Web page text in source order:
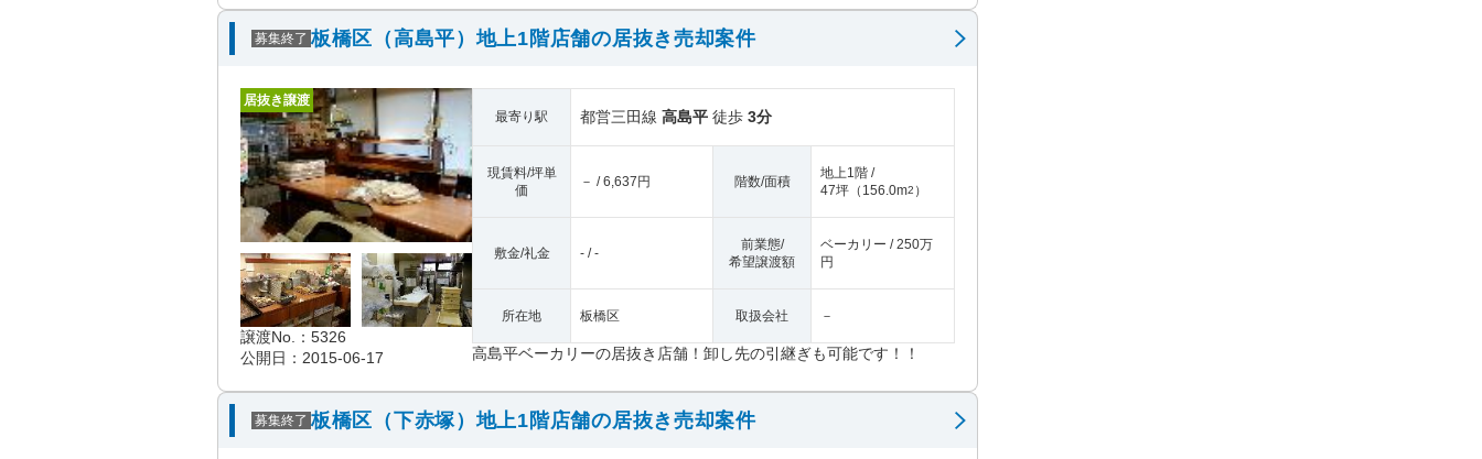
募集終了 板橋区（高島平）地上1階店舗の居抜き売却案件
居抜き譲渡
譲渡No.：5326
公開日：2015-06-17
最寄り駅 都営三田線 高島平 徒歩 3分
現賃料/坪単
価
－ / 6,637円 階数/面積
地上1階 /
47坪 （ 156.0m2 ）
敷金/礼金 - / -
前業態/
希望譲渡額
ベーカリー / 250万
円
所在地 板橋区 取扱会社 －
高島平ベーカリーの居抜き店舗！卸し先の引継ぎも可能です！！
募集終了 板橋区（下赤塚）地上1階店舗の居抜き売却案件